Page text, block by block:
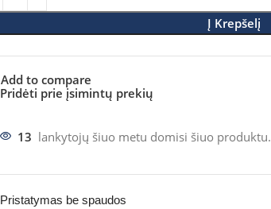
Į Krepšelį
Add to compare
Pridėti prie įsimintų prekių
13 lankytojų šiuo metu domisi šiuo produktu.
Pristatymas be spaudos